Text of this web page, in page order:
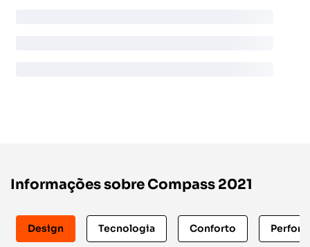
Informações sobre Compass 2021
Design Tecnologia Conforto